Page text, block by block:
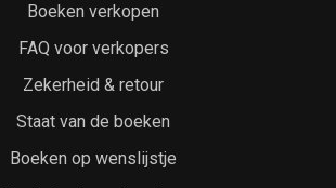
Boeken verkopen
FAQ voor verkopers
Zekerheid & retour
Staat van de boeken
Boeken op wenslijstje